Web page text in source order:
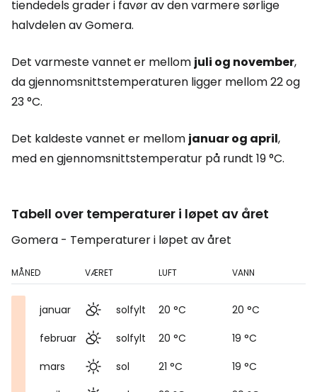
tiendedels grader i favør av den varmere sørlige
halvdelen av Gomera.
Det varmeste vanneter mellom juli og november,
da gjennomsnittstemperaturen ligger mellom 22 og
23 °C.
Det kaldeste vannet er mellom januar og april,
med en gjennomsnittstemperatur på rundt 19 °C.
Tabell over temperaturer i løpet av året
Gomera - Temperaturer i løpet av året
MÅNED VÆRET LUFT VANN
januar solfylt 20 °C
20 °C
februar
solfylt 20 °C
19 °C
mars
sol 21 °C
19 °C